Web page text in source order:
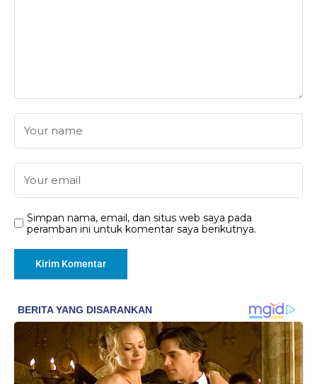
Simpan nama, email, dan situs web saya pada
peramban ini untuk komentar saya berikutnya.